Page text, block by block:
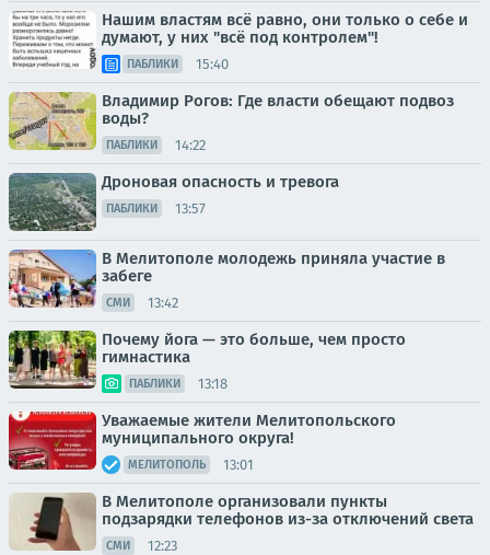
Нашим властям всё равно, они только о себе и
думают, у них "всё под контролем"!
ПАБЛИКИ 15:40
Владимир Рогов: Где власти обещают подвоз
воды?
ПАБЛИКИ 14:22
Дроновая опасность и тревога
ПАБЛИКИ 13:57
В Мелитополе молодежь приняла участие в
забеге
СМИ 13:42
Почему йога — это больше, чем просто
гимнастика
ПАБЛИКИ 13:18
Уважаемые жители Мелитопольского
муниципального округа!
МЕЛИТОПОЛЬ 13:01
В Мелитополе организовали пункты
подзарядки телефонов из-за отключений света
СМИ 12:23